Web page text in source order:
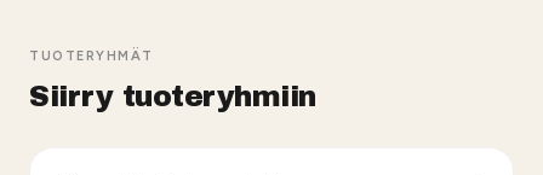
TUOTERYHMÄT
Siirry tuoteryhmiin